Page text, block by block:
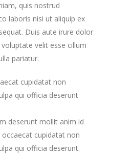
quis nostrud
laboris nisi ut aliquip ex
Duis aute irure dolor
velit esse cillum
pariatur.
cupidatat non
qui officia deserunt
deserunt mollit anim id
occaecat cupidatat non
qui officia deserunt.